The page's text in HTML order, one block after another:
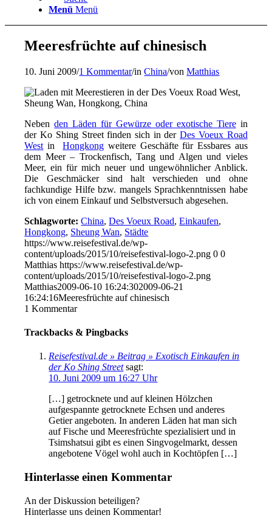
Menü Menü
Meeresfrüchte auf chinesisch
10. Juni 2009/1 Kommentar/inChina/vonMatthias
Nebenden Läden für Gewürze oder exotische Tierein
der Ko Shing Street finden sich in derDes Voeux Road
West inHongkong weitere Geschäfte für Essbares aus
dem Meer – Trockenfisch, Tang und Algen und vieles
Meer, ein für mich neuer und ungewöhnlicher Anblick.
Die Geschmäcker sind halt verschieden und ohne
fachkundige Hilfe bzw. mangels Sprachkenntnissen habe
ich von einem Einkauf und Selbstversuch abgesehen.
Schlagworte: China,Des Voeux Road,Einkaufen,
Hongkong, Sheung Wan, Städte
https://www.reisefestival.de/wp-
content/uploads/2015/10/reisefestival-logo-2.png 0 0
Matthias https://www.reisefestival.de/wp-
content/uploads/2015/10/reisefestival-logo-2.png
Matthias2009-06-10 16:24:302009-06-21
16:24:16Meeresfrüchte auf chinesisch
1 Kommentar
Trackbacks & Pingbacks
Reisefestival.de » Beitrag » Exotisch Einkaufen in
der Ko Shing Street sagt:
10. Juni 2009 um 16:27 Uhr
[…] getrocknete und auf kleinen Hölzchen
aufgespannte getrocknete Echsen und anderes
Getier angeboten. In anderen Läden hat man sich
auf Fische und Meeresfrüchte spezialisiert und in
Tsimshatsui gibt es einen Singvogelmarkt, dessen
angebotene Vögel wohl auch in Kochtöpfen […]
Hinterlasse einen Kommentar
An der Diskussion beteiligen?
Hinterlasse uns deinen Kommentar!